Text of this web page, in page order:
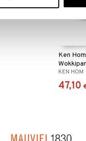
Ken
KEN HOM
47,10